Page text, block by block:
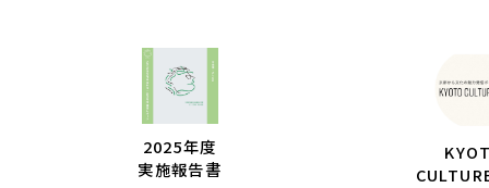
2025年度
実施報告書